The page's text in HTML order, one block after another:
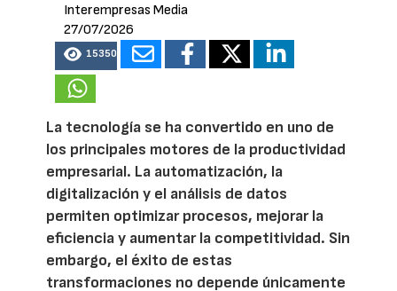
Interempresas Media
27/07/2026
15350
La tecnología se ha convertido en uno de
los principales motores de la productividad
empresarial. La automatización, la
digitalización y el análisis de datos
permiten optimizar procesos, mejorar la
eficiencia y aumentar la competitividad. Sin
embargo, el éxito de estas
transformaciones no depende únicamente